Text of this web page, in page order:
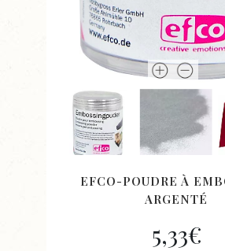
EFCO-POUDRE À
ARGENTÉ
5,33€